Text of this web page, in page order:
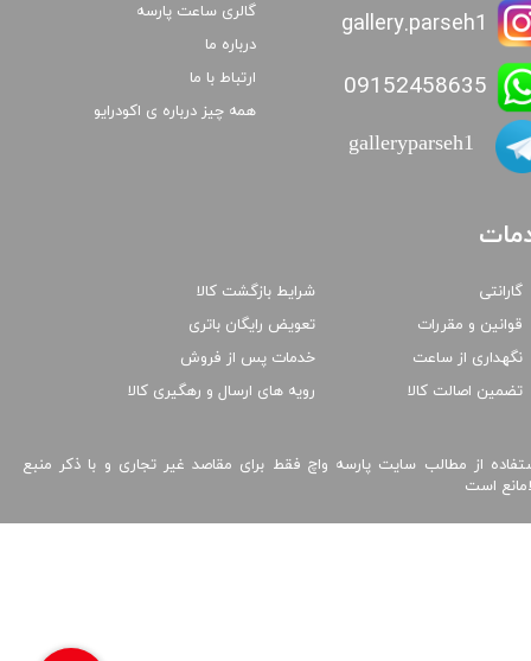
09152458635
gallery.parseh1
از مطالب سایت پارسه واچ فقط برای مقاصد غیر تجاری و با ذکر منبع
است
گارانتی
قوانین و مقررات
نگهداری از ساعت
تضمین اصالت کالا
گالری ساعت پارسه
درباره ما
ارتباط با ما
همه چیز درباره ی اکودرایو
galleryparseh1
شرایط بازگشت کالا
تعویض رایگان باتری
خدمات پس از فروش
رویه های ارسال و رهگیری کالا